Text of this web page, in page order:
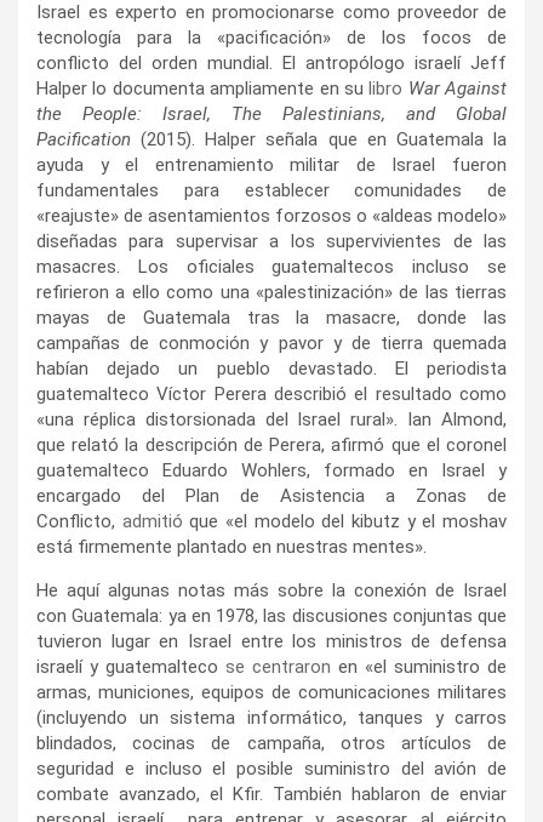
Israel es experto en promocionarse como proveedor de
tecnología para la «pacificación» de los focos de
conflicto del orden mundial. El antropólogo israelí Jeff
Halper lo documenta ampliamente en su libro War Against
the People:
Israel, The Palestinians, and Global
Pacification(2015). Halper señala que en Guatemala la
ayuda y el entrenamiento militar de Israel fueron
fundamentales para establecer comunidades de
«reajuste» de asentamientos forzosos o «aldeas modelo»
diseñadas para supervisar a los supervivientes de las
masacres. Los oficiales guatemaltecos incluso se
refirieron a ello como una «palestinización» de las tierras
mayas de Guatemala tras la masacre, donde las
campañas de conmoción y pavor y de tierra quemada
habían dejado un pueblo devastado. El periodista
guatemalteco Víctor Perera describió el resultado como
«una réplica distorsionada del Israel rural». Ian Almond,
que relató la descripción de Perera, afirmó que el coronel
guatemalteco Eduardo Wohlers, formado en Israel y
encargado del Plan de Asistencia a Zonas de
Conflicto, admitió que «el modelo del kibutz y el moshav
está firmemente plantado en nuestras mentes».
He aquí algunas notas más sobre la conexión de Israel
con Guatemala: ya en 1978, las discusiones conjuntas que
tuvieron lugar en Israel entre los ministros de defensa
israelí y guatemalteco se centraron en «el suministro de
armas, municiones, equipos de comunicaciones militares
(incluyendo un sistema informático, tanques y carros
blindados, cocinas de campaña, otros artículos de
seguridad e incluso el posible suministro del avión de
combate avanzado, el Kfir. También hablaron de enviar